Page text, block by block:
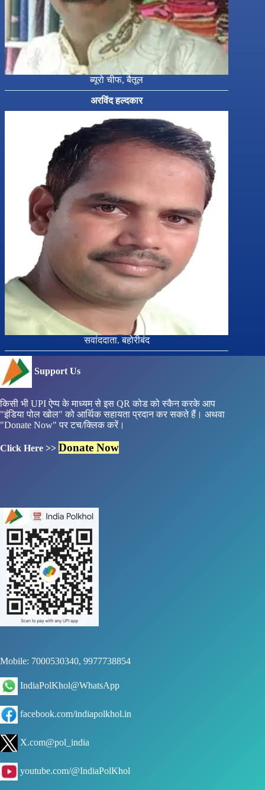
ब्यूरो चीफ, बैतूल
अरविंद हल्दकार
सवांददाता. बहोरीबंद
Support Us
किसी भी UPI ऐप्प के माध्यम से इस QR कोड को स्कैन करके आप
"इंडिया पोल खोल" को आर्थिक सहायता प्रदान कर सकते हैं। अथवा
"Donate Now" पर टच/क्लिक करें।
Click Here >> Donate Now
Mobile: 7000530340, 9977738854
IndiaPolKhol@WhatsApp
facebook.com/indiapolkhol.in
X.com@pol_india
youtube.com/@IndiaPolKhol